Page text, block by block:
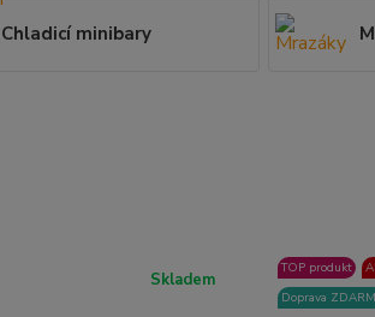
Chladicí minibary
Skladem
TOP produkt
Doprava